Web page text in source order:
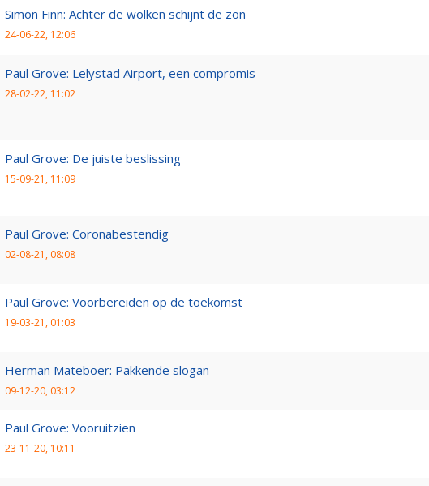
Simon Finn: Achter de wolken schijnt de zon
24-06-22, 12:06
Paul Grove: Lelystad Airport, een compromis
28-02-22, 11:02
Paul Grove: De juiste beslissing
15-09-21, 11:09
Paul Grove: Coronabestendig
02-08-21, 08:08
Paul Grove: Voorbereiden op de toekomst
19-03-21, 01:03
Herman Mateboer: Pakkende slogan
09-12-20, 03:12
Paul Grove: Vooruitzien
23-11-20, 10:11